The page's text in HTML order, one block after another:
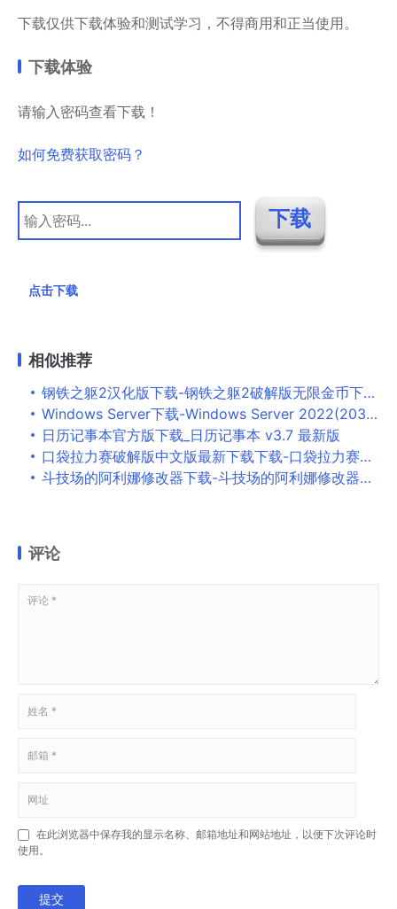
下载仅供下载体验和测试学习，不得商用和正当使用。
下载体验
请输入密码查看下载！
如何免费获取密码？
点击下载
相似推荐
钢铁之躯2汉化版下载-钢铁之躯2破解版无限金币下载v1.5
Windows Server下载-Windows Server 2022(20348.709) 正式版下载
日历记事本官方版下载_日历记事本 v3.7 最新版
口袋拉力赛破解版中文版最新下载下载-口袋拉力赛无限金币版下载v1.3.6
斗技场的阿利娜修改器下载-斗技场的阿利娜修改器一修大师版下载v1.0.4 最新版
评论
在此浏览器中保存我的显示名称、邮箱地址和网站地址，以便下次评论时
使用。
提交